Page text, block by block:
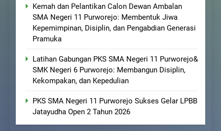
Kemah dan Pelantikan Calon Dewan Ambalan
SMA Negeri 11 Purworejo: Membentuk Jiwa
Kepemimpinan, Disiplin, dan Pengabdian Generasi
Pramuka
Latihan Gabungan PKS SMA Negeri 11 Purworejo&
SMK Negeri 6 Purworejo: Membangun Disiplin,
Kekompakan, dan Kepedulian
PKS SMA Negeri 11 Purworejo Sukses Gelar LPBB
Jatayudha Open 2 Tahun 2026